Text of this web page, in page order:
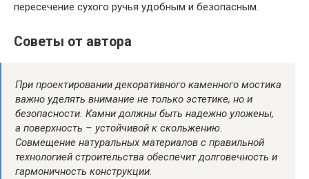
пересечение сухого ручья удобным и безопасным.
Советы от автора
При проектировании декоративного каменного мостика
важно уделять внимание не только эстетике, но и
безопасности. Камни должны быть надежно уложены,
а поверхность – устойчивой к скольжению.
Совмещение натуральных материалов с правильной
технологией строительства обеспечит долговечность и
гармоничность конструкции.